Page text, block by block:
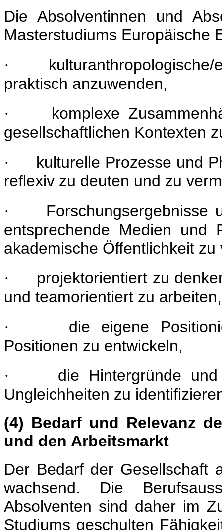
Die Absolventinnen und
Masterstudiums Europäische
·
praktisch anzuwenden,
·
komplexe
gesellschaftlichen Kontexten
·
kulturelle Prozesse und
reflexiv zu deuten und zu
·
Forschungsergebnisse
entsprechende Medien und
akademische Öffentlichkeit zu
·
projektorientiert zu
und teamorientiert zu arbeiten,
·
die eigene
Positionen zu entwickeln,
·
die Hintergründe und
Ungleichheiten zu
(4) Bedarf und Relevanz
und den Arbeitsmarkt
Der Bedarf der Gesellschaft
wachsend. Die
Absolventen sind daher im
Studiums geschulten